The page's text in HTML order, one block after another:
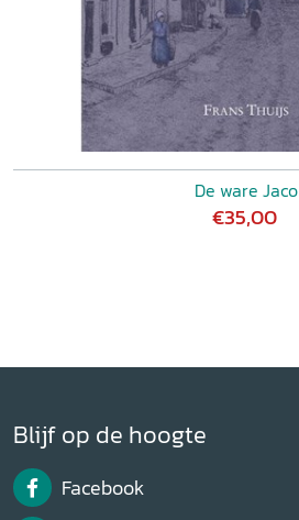
De ware Jaco
€35,00
Blijf op de hoogte
Facebook